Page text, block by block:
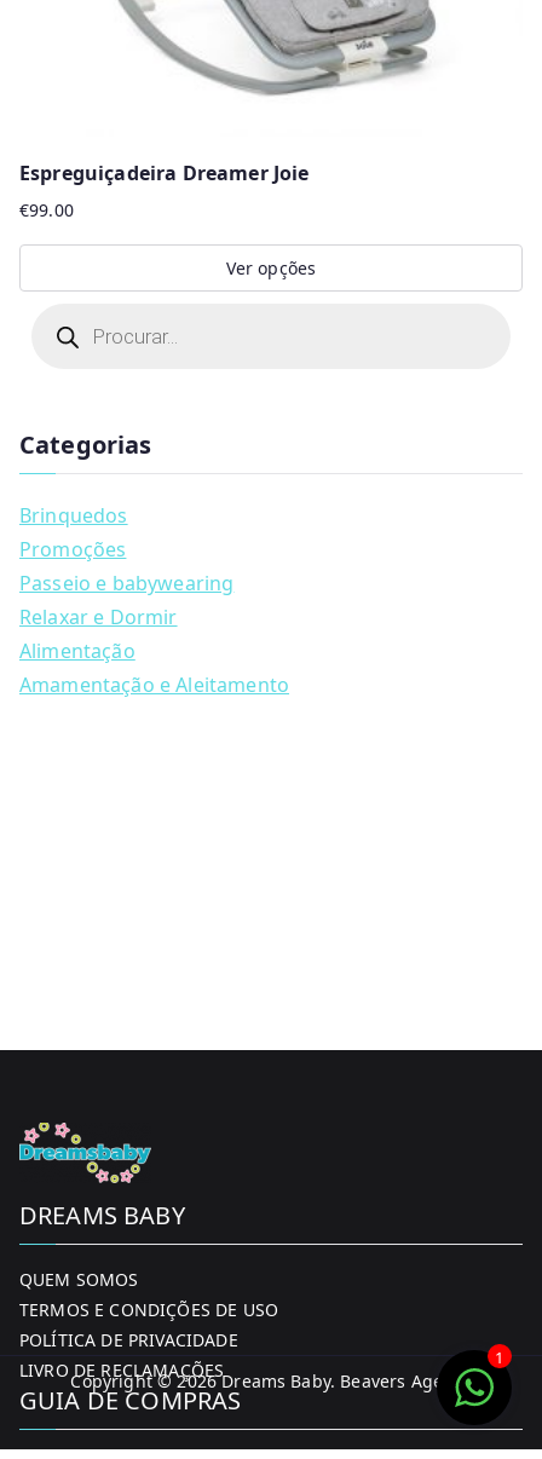
Espreguiçadeira Dreamer Joie
€99.00
Ver opções
product
variants.
The
options
may
be
chosen
on
the
s
s
a
r
c
h
Categorias
Brinquedos
Promoções
Passeio e babywearing
Relaxar e Dormir
Alimentação
Amamentação e Aleitamento
DREAMS BABY
QUEM SOMOS
TERMOS E CONDIÇÕES DE USO
POLÍTICA DE PRIVACIDADE
LIVRO DE RECLAMAÇÕES
GUIA DE COMPRAS
Copyright © 2026Dreams Baby. Beavers Agency
1